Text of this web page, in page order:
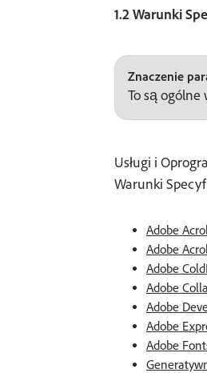
1.2 Warunki
Znaczenie
To są
Usługi i
Warunki
Adobe
Adobe
Adobe
Adobe
Adobe
Adobe
Adobe